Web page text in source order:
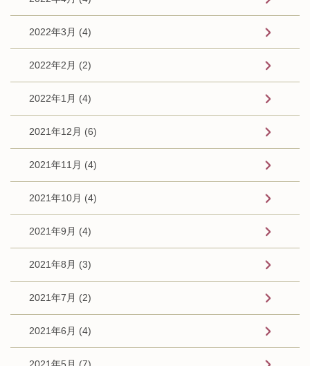
2022年3月 (4)
2022年2月 (2)
2022年1月 (4)
2021年12月 (6)
2021年11月 (4)
2021年10月 (4)
2021年9月 (4)
2021年8月 (3)
2021年7月 (2)
2021年6月 (4)
2021年5月 (7)